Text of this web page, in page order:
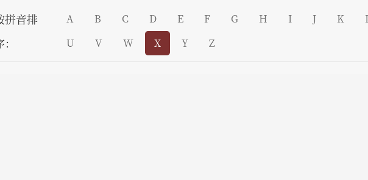
拼音排
A B C D E F G H I J K
U
V W X Y Z